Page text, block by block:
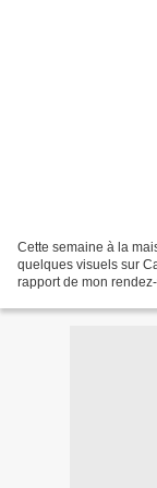
Cette semaine à la
quelques visuels sur
rapport de mon